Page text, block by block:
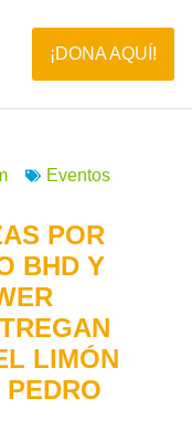
¡DONA AQUÍ!
Eventos
POR
BHD Y
LIMÓN